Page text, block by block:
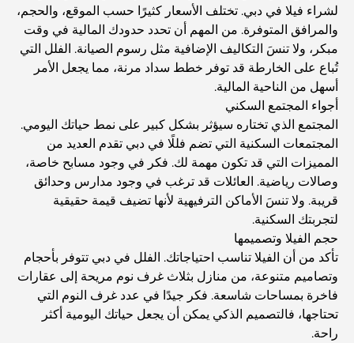
أشياء يمكنك القيام بها في دبي خلال فصل الصيف: دليلك الأمثل
للتغلب على الحرارة
أفضل الهدايا الفاخرة للرجال: أفكار هدايا مميزة وخالدة
Best Hotels in Business Bay, Dubai: Your Ultimate
Guide
المدارس القريبة من نخلة جميرا: دليل شامل للعائلات
Dubai Vision 2040 - Green Living, Scenic Routes
and a Smarter Metro Network
أفضل المقاهي في دبي بإطلالة خلابة: مزيج مثالي من المذاق
الرائع والمناظر الطبيعية الساحرة
لشراء فيلا في دبي. تختلف الأسعار كثيرًا حسب الموقع، والحجم،
والمرافق المتوفرة. من المهم أن تحدد حدودك المالية في وقت
مبكر، ولا تنسَ التكاليف الإضافية مثل رسوم الصيانة. الفلل التي
تُباع على الخارطة قد توفر خطط سداد مرنة، مما يجعل الأمر
أسهل من الناحية المالية.
أجواء المجتمع السكني
المجتمع الذي تختاره سيؤثر بشكل كبير على نمط حياتك اليومي.
المجتمعات السكنية التي تضم فللًا في دبي تقدم العديد من
المميزات التي قد تكون مهمة لك. فكر في وجود مسابح خاصة،
وصالات رياضية. العائلات قد ترغب في وجود مدارس وحدائق
قريبة. ولا تنسَ الأماكن الترفيهية لأنها تضيف قيمة حقيقية
لتجربتك السكنية.
حجم الفيلا وتصميمها
تأكد من أن الفيلا تناسب احتياجاتك. الفلل في دبي تتوفر بأحجام
وتصاميم متنوعة، من منازل بثلاث غرف نوم مريحة إلى عقارات
فاخرة بمساحات شاسعة. فكر جيدًا في عدد غرف النوم التي
تحتاجها، فالتصميم الذكي يمكن أن يجعل حياتك اليومية أكثر
راحة.